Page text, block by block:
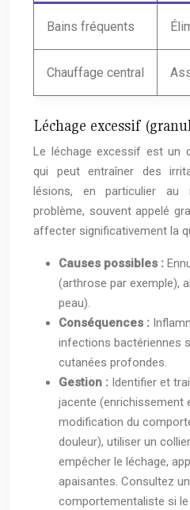
Bains fréquents
Chauffage central
Léchage excessif
Le léchage excessif est un
qui peut entraîner des
lésions, en particulier au
problème, souvent appelé
affecter significativement la
Causes possibles :
(arthrose par exemple),
peau).
Conséquences :
infections bactériennes
cutanées profondes.
Gestion : Identifier et
jacente (enrichissement
modification du
douleur), utiliser un
empêcher le léchage,
apaisantes. Consultez
comportementaliste si